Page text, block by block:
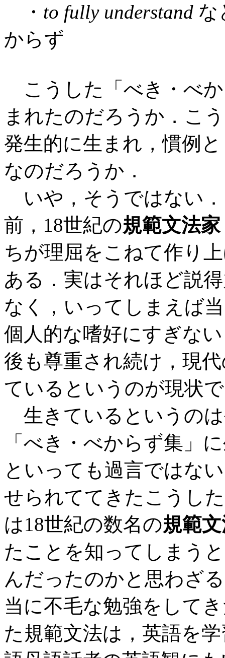
・ to fully understand な
からず
こうした「べき・べ
まれたのだろうか．こ
発生的に生まれ，慣例
なのだろうか．
いや，そうではない
前，18世紀の規範文法家
ちが理屈をこねて作り
ある．実はそれほど説
なく，いってしまえば
個人的な嗜好にすぎな
後も尊重され続け，現
ているというのが現状
生きているというの
「べき・べからず集」
といっても過言ではな
せられててきたこうし
は18世紀の数名の規範
たことを知ってしまう
んだったのかと思わざ
当に不毛な勉強をして
た規範文法は，英語を